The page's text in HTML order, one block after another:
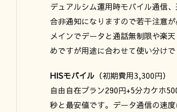
デュアルシム運用時モバイル通信
合非通知になりますので若干注意が
メインでデータと通話無制限や楽
めですが用途に合わせて使い分け
HISモバイル （初期費用3,300円）
自由自在プラン290円+5分カケホ
秒と最安値です。データ通信の速